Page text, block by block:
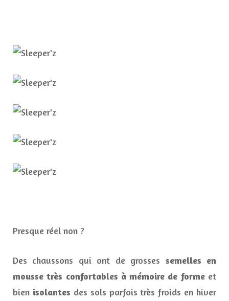
Presque réel non ?
Des chaussons qui ont de grosses semelles en
mousse très confortables à mémoire de formeet
bien isolantes des sols parfois très froids en hiver